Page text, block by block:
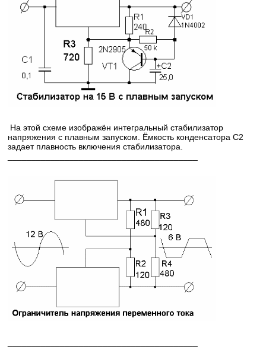
На этой схеме изображён интегральный стабилизатор
напряжения с плавным запуском. Ёмкость конденсатора С2
задает плавность включения стабилизатора.